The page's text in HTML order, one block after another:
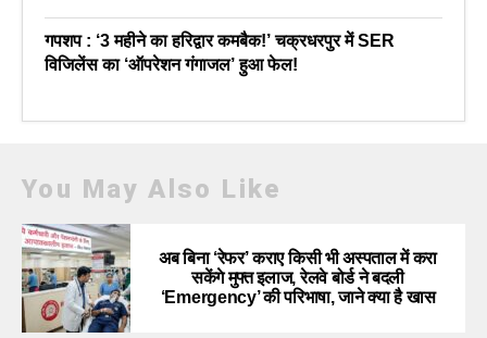
गपशप : ‘3 महीने का हरिद्वार कमबैक!’ चक्रधरपुर में SER
विजिलेंस का ‘ऑपरेशन गंगाजल’ हुआ फेल!
You May Also Like
अब बिना ‘रेफर’ कराए किसी भी अस्पताल में करा
सकेंगे मुफ्त इलाज, रेलवे बोर्ड ने बदली
‘Emergency’ की परिभाषा, जाने क्या है खास